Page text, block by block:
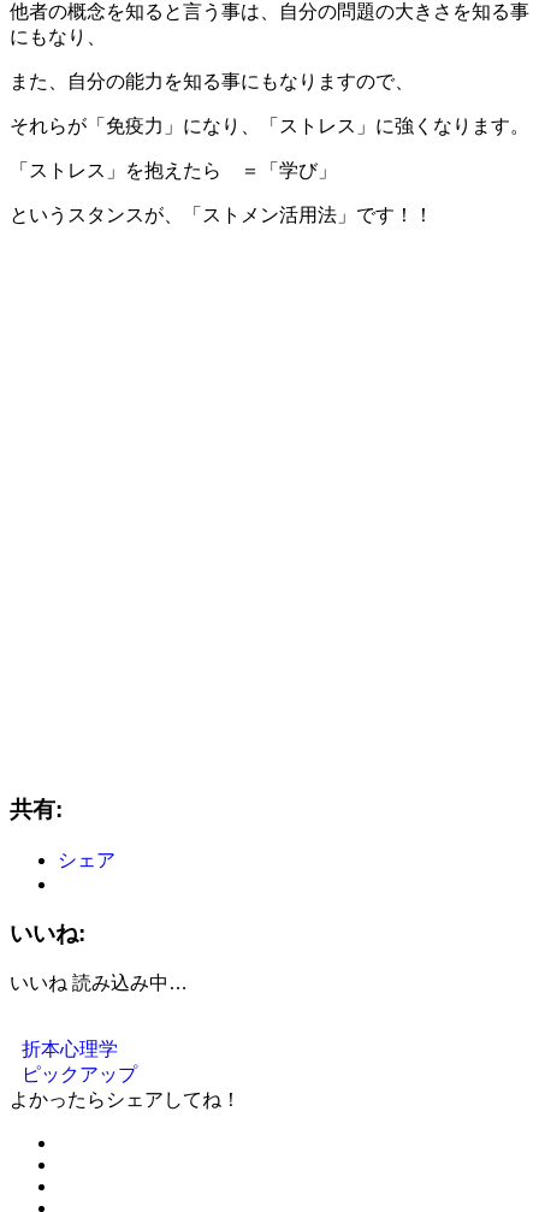
他者の概念を知ると言う事は、自分の問題の大きさを知る事
にもなり、
また、自分の能力を知る事にもなりますので、
それらが「免疫力」になり、「ストレス」に強くなります。
「ストレス」を抱えたら ＝「学び」
というスタンスが、「ストメン活用法」です！！
共有:
シェア
いいね:
いいね 読み込み中…
折本心理学
ピックアップ
よかったらシェアしてね！